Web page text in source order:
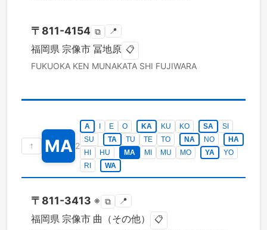
〒 811-4154 ⧉ 📍
福岡県 宗像市 冨地原 📋
FUKUOKA KEN MUNAKATA SHI FUJIWARA
↑ MA 2
A E O KA KU KO SA
SI
SU
TA TU TE TO NA NO
HA
HI
HU MA MI MU MO YA
YO
RI
WA
〒 811-3413 ※ ⧉ 📍
福岡県 宗像市 曲（その他） 📋